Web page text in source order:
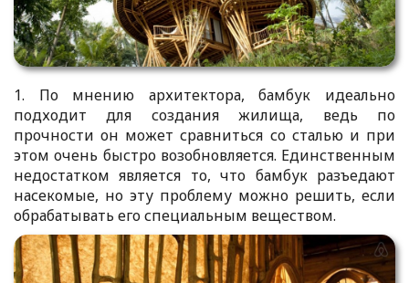
1. По мнению архитектора, бамбук идеально
подходит для создания жилища, ведь по
прочности он может сравниться со сталью и при
этом очень быстро возобновляется. Единственным
недостатком является то, что бамбук разъедают
насекомые, но эту проблему можно решить, если
обрабатывать его специальным веществом.